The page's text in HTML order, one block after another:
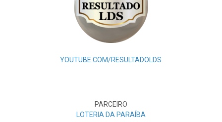
YOUTUBE.COM/RESULTADOLDS
PARCEIRO
LOTERIA DA PARAÍBA